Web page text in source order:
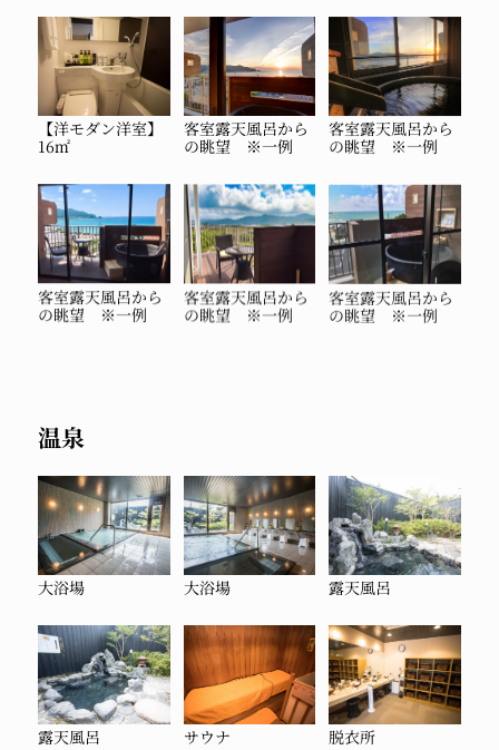
【洋モダン洋室】
16㎡
客室露天風呂から
の眺望 ※一例
客室露天風呂から
の眺望 ※一例
客室露天風呂から
の眺望 ※一例
客室露天風呂から
の眺望 ※一例
客室露天風呂から
の眺望 ※一例
温泉
大浴場 大浴場 露天風呂
露天風呂 サウナ 脱衣所